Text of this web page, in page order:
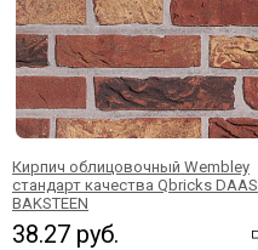
Кирпич облицовочный Wembley
стандарт качества Qbricks DAAS
BAKSTEEN
38.27 руб.